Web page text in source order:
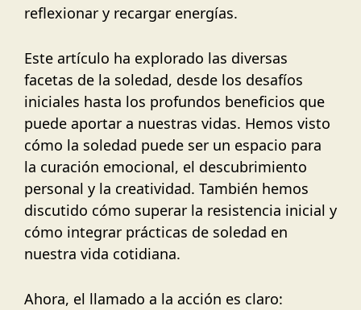
reflexionar y recargar energías.
Este artículo ha explorado las diversas
facetas de la soledad, desde los desafíos
iniciales hasta los profundos beneficios que
puede aportar a nuestras vidas. Hemos visto
cómo la soledad puede ser un espacio para
la curación emocional, el descubrimiento
personal y la creatividad. También hemos
discutido cómo superar la resistencia inicial y
cómo integrar prácticas de soledad en
nuestra vida cotidiana.
Ahora, el llamado a la acción es claro: